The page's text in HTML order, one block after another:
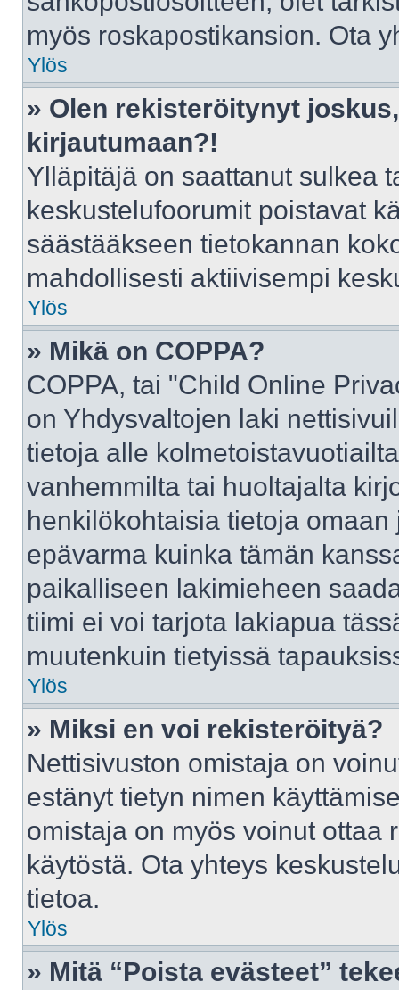
myös roskapostikansion. Ota
Ylös
» Olen rekisteröitynyt
kirjautumaan?!
Ylläpitäjä on saattanut sulkea
keskustelufoorumit poistavat
säästääkseen tietokannan
mahdollisesti aktiivisempi
Ylös
» Mikä on COPPA?
COPPA, tai "Child Online
on Yhdysvaltojen laki
tietoja alle
vanhemmilta tai huoltajalta
henkilökohtaisia tietoja
epävarma kuinka tämän
paikalliseen lakimieheen
tiimi ei voi tarjota lakiapua
muutenkuin tietyissä
Ylös
» Miksi en voi rekisteröityä?
Nettisivuston omistaja on
estänyt tietyn nimen
omistaja on myös voinut ottaa
käytöstä. Ota yhteys
tietoa.
Ylös
» Mitä “Poista evästeet”